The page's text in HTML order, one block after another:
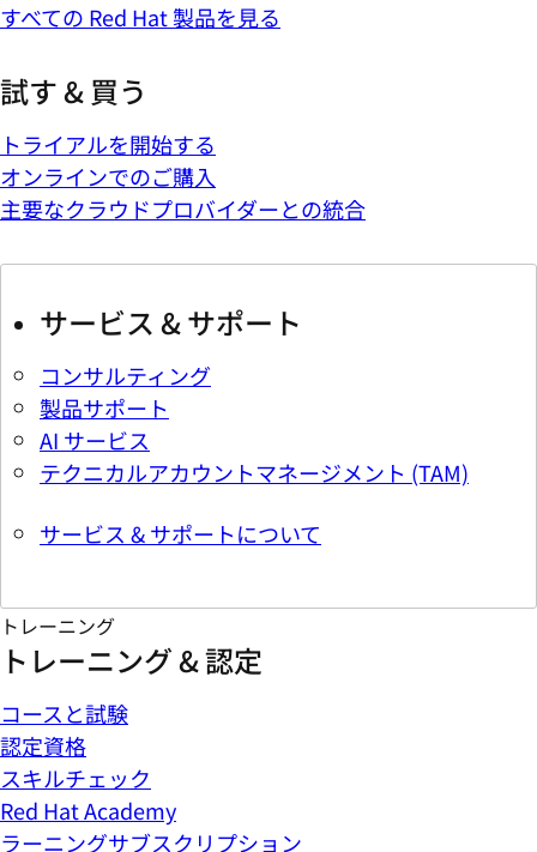
すべての Red Hat 製品を見る
試す & 買う
トライアルを開始する
オンラインでのご購入
主要なクラウドプロバイダーとの統合
サービス & サポート
コンサルティング
製品サポート
AI サービス
テクニカルアカウントマネージメント (TAM)
サービス & サポートについて
トレーニング
トレーニング & 認定
コースと試験
認定資格
スキルチェック
Red Hat Academy
ラーニングサブスクリプション